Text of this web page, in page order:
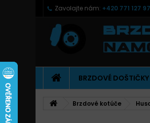
Zavolajte nám: +420 771 127
BRZDOVÉ DOŠTIČKY
Brzdové kotúče